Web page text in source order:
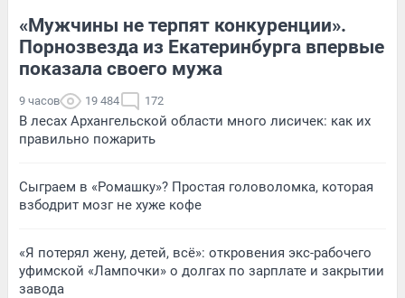
«Мужчины не терпят конкуренции».
Порнозвезда из Екатеринбурга впервые
показала своего мужа
9 часов 19 484 172
В лесах Архангельской области много лисичек: как их
правильно пожарить
Сыграем в «Ромашку»? Простая головоломка, которая
взбодрит мозг не хуже кофе
«Я потерял жену, детей, всё»: откровения экс-рабочего
уфимской «Лампочки» о долгах по зарплате и закрытии
завода